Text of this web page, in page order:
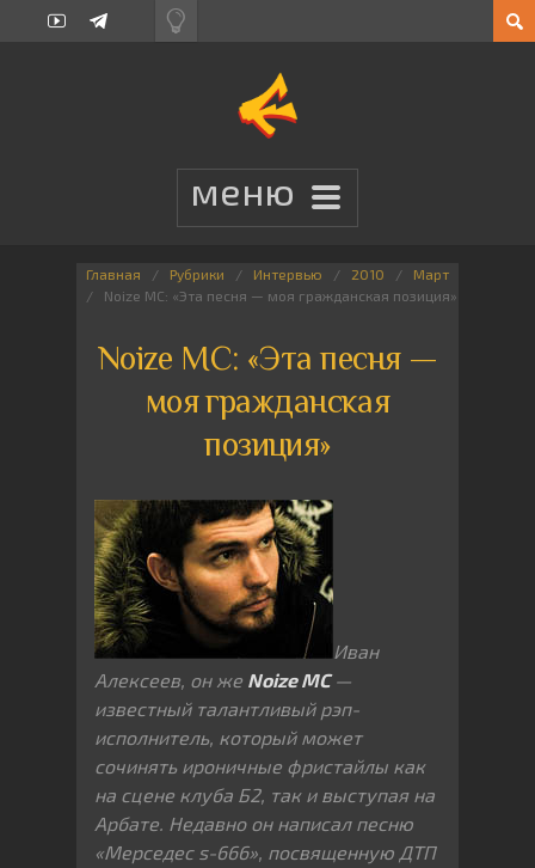
Главная Рубрики Интервью 2010
Март
Noize MC: «Эта песня — моя гражданская позиция»
Noize MC: «Эта песня —
моя гражданская
позиция»
Иван
Алексеев, он же Noize MC—
известный талантливый рэп-
исполнитель, который может
сочинять ироничные фристайлы как
на сцене клуба Б2, так и выступая на
Арбате. Недавно он написал песню
«Мерседес s-666», посвященную ДТП